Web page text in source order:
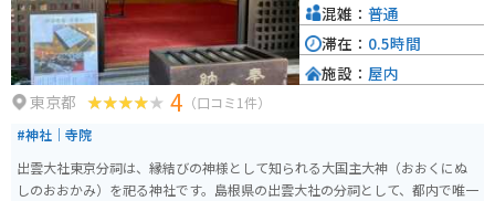
東京都 4 （口コミ1件）
#神社｜寺院
出雲大社東京分祠は、縁結びの神様として知られる大国主大神（おおくにぬ
しのおおかみ）を祀る神社です。島根県の出雲大社の分祠として、都内で唯一
混雑： 普通
滞在： 0.5時間
施設： 屋内